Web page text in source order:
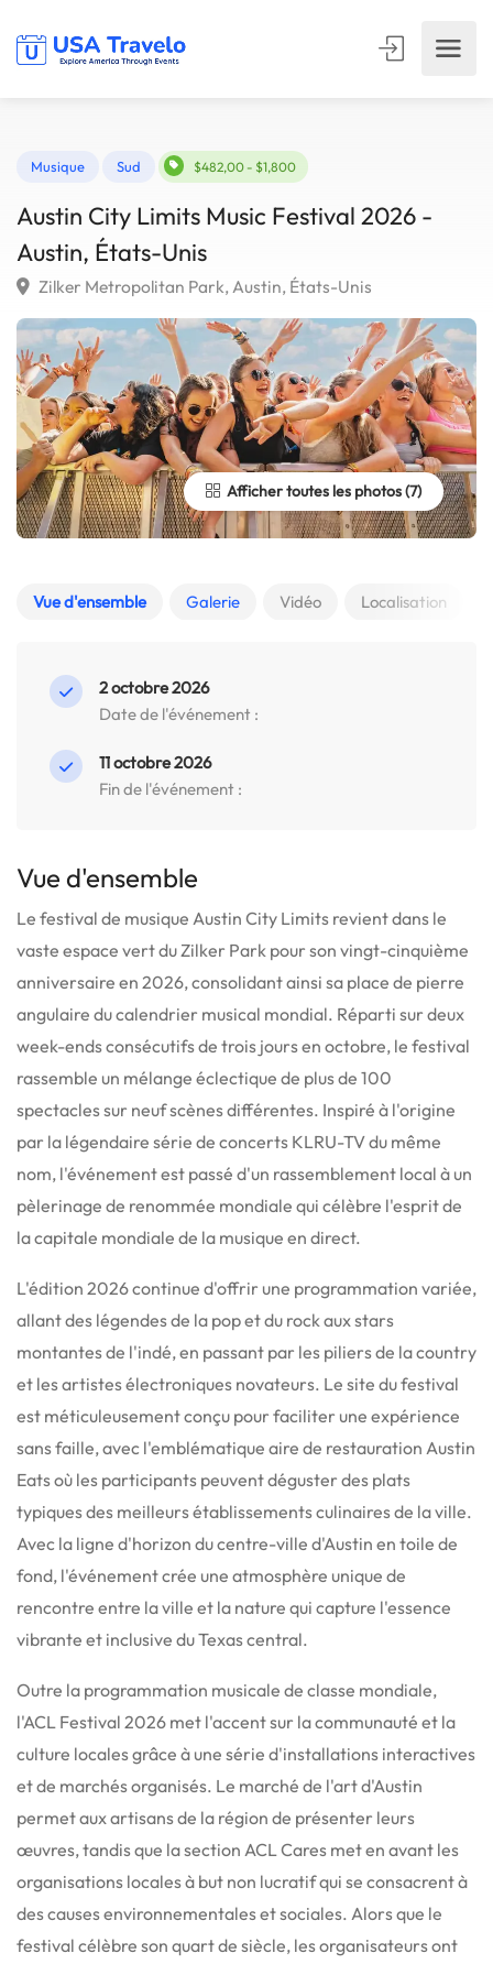
Musique $482,00 - $1,800
Austin City Limits Music Festival 2026 -
Austin, États-Unis
Afficher toutes les photos
Vue d'ensemble Galerie Vidéo Localisation
2 octobre 2026
Date de l'événement :
11 octobre 2026
Fin de l'événement :
Vue d'ensemble
Le festival de musique Austin City Limits revient dans le
vaste espace vert du Zilker Park pour son vingt-cinquième
anniversaire en 2026, consolidant ainsi sa place de pierre
angulaire du calendrier musical mondial. Réparti sur deux
week-ends consécutifs de trois jours en octobre, le festival
rassemble un mélange éclectique de plus de 100
spectacles sur neuf scènes différentes. Inspiré à l'origine
par la légendaire série de concerts KLRU-TV du même
nom, l'événement est passé d'un rassemblement local à un
pèlerinage de renommée mondiale qui célèbre l'esprit de
la capitale mondiale de la musique en direct.
L'édition 2026 continue d'offrir une programmation variée,
allant des légendes de la pop et du rock aux stars
montantes de l'indé, en passant par les piliers de la country
et les artistes électroniques novateurs. Le site du festival
est méticuleusement conçu pour faciliter une expérience
sans faille, avec l'emblématique aire de restauration Austin
Eats où les participants peuvent déguster des plats
typiques des meilleurs établissements culinaires de la ville.
Avec la ligne d'horizon du centre-ville d'Austin en toile de
fond, l'événement crée une atmosphère unique de
rencontre entre la ville et la nature qui capture l'essence
vibrante et inclusive du Texas central.
Outre la programmation musicale de classe mondiale,
l'ACL Festival 2026 met l'accent sur la communauté et la
culture locales grâce à une série d'installations interactives
et de marchés organisés. Le marché de l'art d'Austin
permet aux artisans de la région de présenter leurs
œuvres, tandis que la section ACL Cares met en avant les
organisations locales à but non lucratif qui se consacrent à
des causes environnementales et sociales. Alors que le
festival célèbre son quart de siècle, les organisateurs ont